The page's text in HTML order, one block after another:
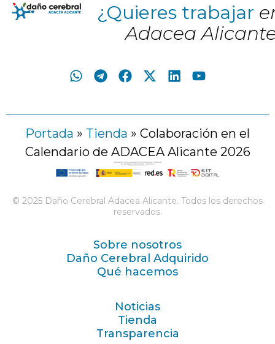
¿Quieres trabajar
Adacea
Portada » Tienda » Colaboración en el
Calendario de ADACEA Alicante 2026
© 2025 Daño Cerebral Adacea Alicante. Todos los derechos
reservados.
Sobre nosotros
Daño Cerebral Adquirido
Qué hacemos
Noticias
Tienda
Transparencia